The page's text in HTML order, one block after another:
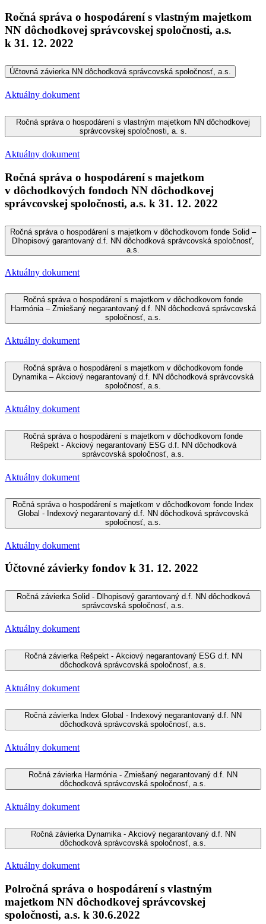
Ročná správa o hospodárení s vlastným majetkom
NN dôchodkovej správcovskej spoločnosti, a.s.
k 31. 12. 2022
Účtovná závierka NN dôchodková správcovská spoločnosť, a.s.
Aktuálny dokument
Ročná správa o hospodárení s vlastným majetkom NN dôchodkovej
správcovskej spoločnosti, a. s.
Aktuálny dokument
Ročná správa o hospodárení s majetkom
v dôchodkových fondoch NN dôchodkovej
správcovskej spoločnosti, a.s. k 31. 12. 2022
Ročná správa o hospodárení s majetkom v dôchodkovom fonde Solid –
Dlhopisový garantovaný d.f. NN dôchodková správcovská spoločnosť,
a.s.
Aktuálny dokument
Ročná správa o hospodárení s majetkom v dôchodkovom fonde
Harmónia – Zmiešaný negarantovaný d.f. NN dôchodková správcovská
spoločnosť, a.s.
Aktuálny dokument
Ročná správa o hospodárení s majetkom v dôchodkovom fonde
Dynamika – Akciový negarantovaný d.f. NN dôchodková správcovská
spoločnosť, a.s.
Aktuálny dokument
Ročná správa o hospodárení s majetkom v dôchodkovom fonde
Rešpekt - Akciový negarantovaný ESG d.f. NN dôchodková
správcovská spoločnosť, a.s.
Aktuálny dokument
Ročná správa o hospodárení s majetkom v dôchodkovom fonde Index
Global - Indexový negarantovaný d.f. NN dôchodková správcovská
spoločnosť, a.s.
Aktuálny dokument
Účtovné závierky fondov k 31. 12. 2022
Ročná závierka Solid - Dlhopisový garantovaný d.f. NN dôchodková
správcovská spoločnosť, a.s.
Aktuálny dokument
Ročná závierka Rešpekt - Akciový negarantovaný ESG d.f. NN
dôchodková správcovská spoločnosť, a.s.
Aktuálny dokument
Ročná závierka Index Global - Indexový negarantovaný d.f. NN
dôchodková správcovská spoločnosť, a.s.
Aktuálny dokument
Ročná závierka Harmónia - Zmiešaný negarantovaný d.f. NN
dôchodková správcovská spoločnosť, a.s.
Aktuálny dokument
Ročná závierka Dynamika - Akciový negarantovaný d.f. NN
dôchodková správcovská spoločnosť, a.s.
Aktuálny dokument
Polročná správa o hospodárení s vlastným
majetkom NN dôchodkovej správcovskej
spoločnosti, a.s. k 30.6.2022